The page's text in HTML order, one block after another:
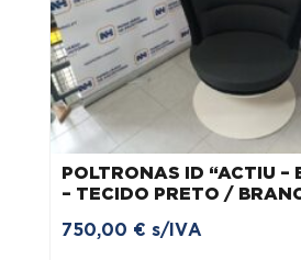
POLTRONAS ID “ACTIU –
– TECIDO PRETO /
750,00 € s/IVA